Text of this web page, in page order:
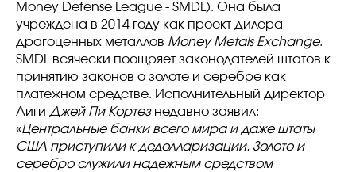
Money Defense League - SMDL). Она была
учреждена в 2014 году как проект дилера
драгоценных металлов Money Metals Exchange.
SMDL всячески поощряет законодателей штатов к
принятию законов о золоте и серебре как
платежном средстве. Исполнительный директор
Лиги Джей Пи Кортезнедавно заявил:
«Центральные банки всего мира и даже штаты
США приступили к дедолларизации. Золото и
серебро служили надежным средством